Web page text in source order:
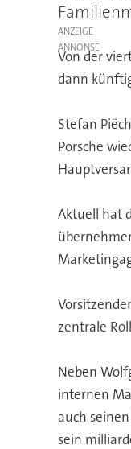
ANZEIGE
Von der
dann
Stefan
Porsche
Aktuell hat
zentrale
Neben
internen
auch
sein